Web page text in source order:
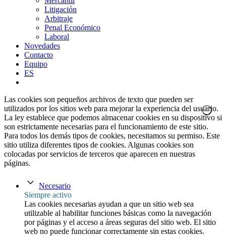
Litigación
Arbitraje
Penal Económico
Laboral
Novedades
Contacto
Equipo
ES
Las cookies son pequeños archivos de texto que pueden ser
utilizados por los sitios web para mejorar la experiencia del usuario.
La ley establece que podemos almacenar cookies en su dispositivo si
son estrictamente necesarias para el funcionamiento de este sitio.
Para todos los demás tipos de cookies, necesitamos su permiso. Este
sitio utiliza diferentes tipos de cookies. Algunas cookies son
colocadas por servicios de terceros que aparecen en nuestras
páginas.
Necesario
Siempre activo
Las cookies necesarias ayudan a que un sitio web sea
utilizable al habilitar funciones básicas como la navegación
por páginas y el acceso a áreas seguras del sitio web. El sitio
web no puede funcionar correctamente sin estas cookies.